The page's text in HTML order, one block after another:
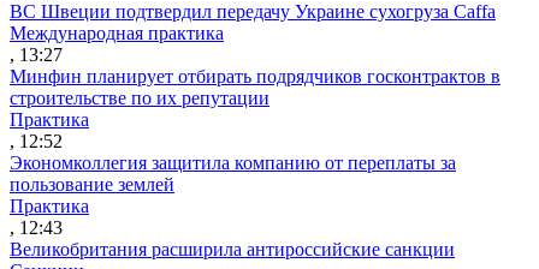
ВС Швеции подтвердил передачу Украине сухогруза Caffa
Международная практика
, 13:27
Минфин планирует отбирать подрядчиков госконтрактов в
строительстве по их репутации
Практика
, 12:52
Экономколлегия защитила компанию от переплаты за
пользование землей
Практика
, 12:43
Великобритания расширила антироссийские санкции